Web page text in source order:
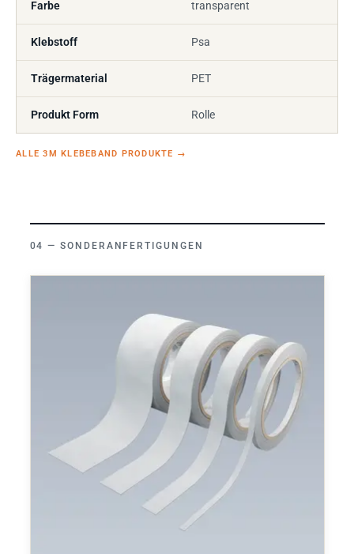
Farbe transparent
Klebstoff Psa
Trägermaterial PET
Produkt Form Rolle
ALLE 3M KLEBEBAND PRODUKTE →
SONDERANFERTIGUNGEN